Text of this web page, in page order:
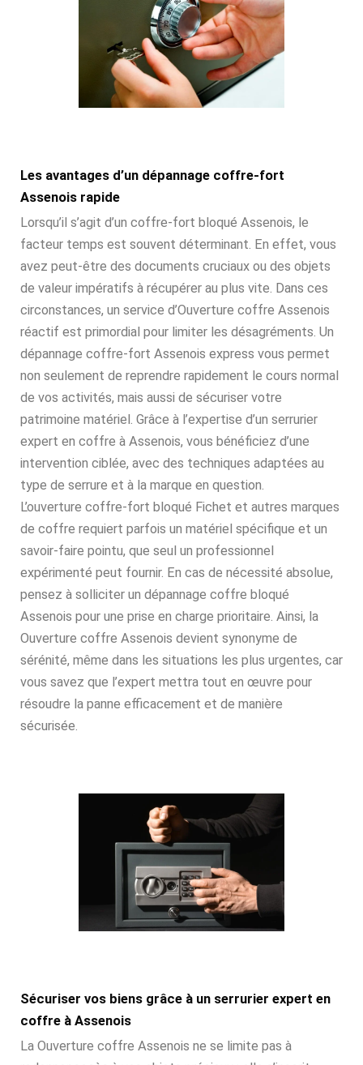
Les avantages d’un dépannage coffre-fort
Assenois rapide
Lorsqu’il s’agit d’un coffre-fort bloqué Assenois, le
facteur temps est souvent déterminant. En effet, vous
avez peut-être des documents cruciaux ou des objets
de valeur impératifs à récupérer au plus vite. Dans ces
circonstances, un service d’Ouverture coffre Assenois
réactif est primordial pour limiter les désagréments. Un
dépannage coffre-fort Assenois express vous permet
non seulement de reprendre rapidement le cours normal
de vos activités, mais aussi de sécuriser votre
patrimoine matériel. Grâce à l’expertise d’un serrurier
expert en coffre à Assenois, vous bénéficiez d’une
intervention ciblée, avec des techniques adaptées au
type de serrure et à la marque en question.
L’ouverture coffre-fort bloqué Fichet et autres marques
de coffre requiert parfois un matériel spécifique et un
savoir-faire pointu, que seul un professionnel
expérimenté peut fournir. En cas de nécessité absolue,
pensez à solliciter un dépannage coffre bloqué
Assenois pour une prise en charge prioritaire. Ainsi, la
Ouverture coffre Assenois devient synonyme de
sérénité, même dans les situations les plus urgentes, car
vous savez que l’expert mettra tout en œuvre pour
résoudre la panne efficacement et de manière
sécurisée.
Sécuriser vos biens grâce à un serrurier expert en
coffre à Assenois
La Ouverture coffre Assenois ne se limite pas à